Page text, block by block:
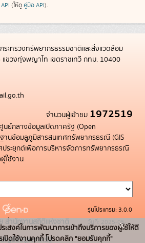
API (ให้ดู คู่มือ API).
ะทรวงทรัพยากรธรรมชาติและสิ่งแวดล้อม
ขวงทุ่งพญาไท เขตราชเทวี กทม. 10400
จำนวนผู้เข้าชม 1972519
ศูนย์กลางข้อมูลเปิดภาครัฐ (Open
านข้อมลูภูมิสารสนเทศทรัพยากรธรณี (GIS
ประยุกต์เพื่อการบริหารจัดการทรัพยากรธรณี
ใช้งาน
สำนักงานสถิติแห่งชาติ
ญชีข้อมูลภาครัฐ
รุ่นโปรแกรม: 3.0.0
วันที่: 2025-05-
19
ะสงค์ในการพัฒนาการเข้าถึงบริการของผู้ใช้ให้ดี
ปิดใช้งานคุกกี้ โปรดคลิก "ยอมรับคุกกี้"
x